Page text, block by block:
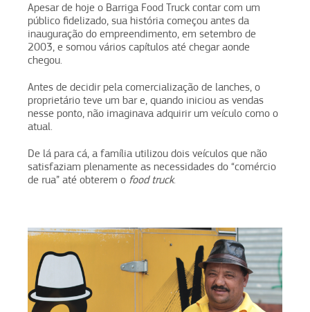
Apesar de hoje o Barriga Food Truck contar com um
público fidelizado, sua história começou antes da
inauguração do empreendimento, em setembro de
2003, e somou vários capítulos até chegar aonde
chegou.
Antes de decidir pela comercialização de lanches, o
proprietário teve um bar e, quando iniciou as vendas
nesse ponto, não imaginava adquirir um veículo como o
atual.
De lá para cá, a família utilizou dois veículos que não
satisfaziam plenamente as necessidades do “comércio
de rua” até obterem o food truck.